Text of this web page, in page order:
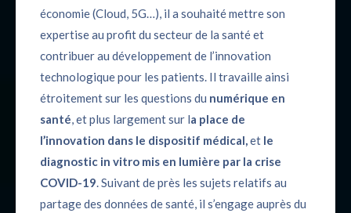
économie (Cloud, 5G…), il a souhaité mettre son
expertise au profit du secteur de la santé et
contribuer au développement de l’innovation
technologique pour les patients. Il travaille ainsi
étroitement sur les questions du numérique en
santé, et plus largement sur la place de
l’innovation dans le dispositif médical,et le
diagnostic in vitro mis en lumière par la crise
COVID-19. Suivant de près les sujets relatifs au
partage des données de santé, il s’engage auprès du